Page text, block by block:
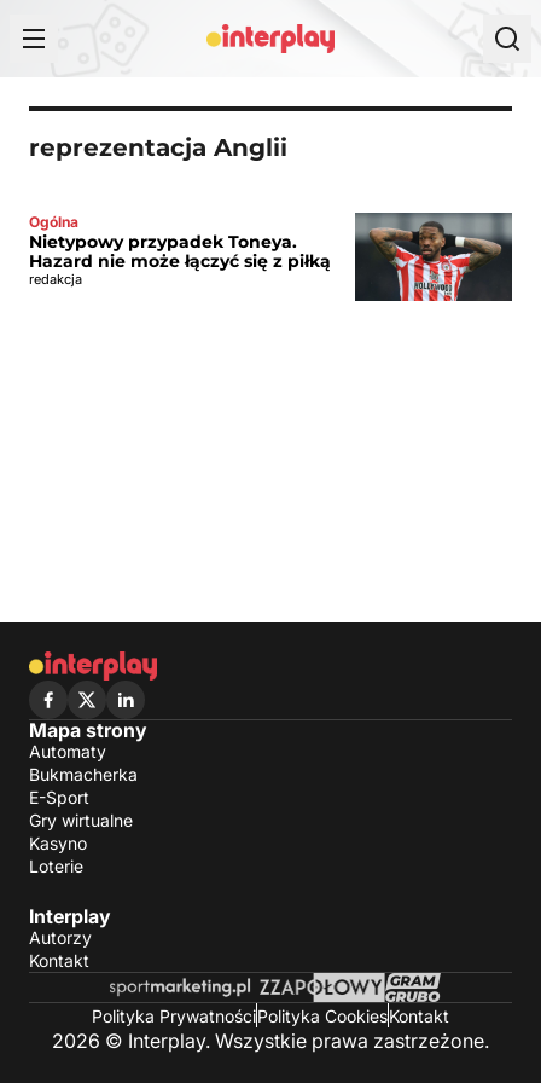
reprezentacja Anglii
Ogólna
Nietypowy przypadek Toneya.
Hazard nie może łączyć się z piłką
redakcja
Mapa strony
Automaty
Bukmacherka
E-Sport
Gry wirtualne
Kasyno
Loterie
Interplay
Autorzy
Kontakt
Polityka PrywatnościPolityka CookiesKontakt
2026 © Interplay. Wszystkie prawa zastrzeżone.